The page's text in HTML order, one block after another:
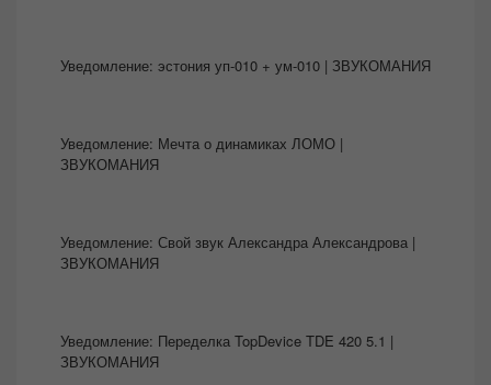
Уведомление: эстония уп-010 + ум-010 | ЗВУКОМАНИЯ
Уведомление: Мечта о динамиках ЛОМО |
ЗВУКОМАНИЯ
Уведомление: Свой звук Александра Александрова |
ЗВУКОМАНИЯ
Уведомление: Переделка TopDevice TDE 420 5.1 |
ЗВУКОМАНИЯ